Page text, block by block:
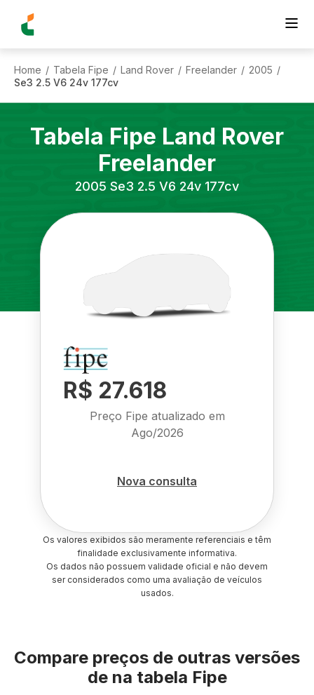
Home / Tabela Fipe / Land Rover / Freelander / 2005 /
Se3 2.5 V6 24v 177cv
Tabela Fipe Land Rover
Freelander
2005 Se3 2.5 V6 24v 177cv
R$ 27.618
Preço Fipe atualizado em
Ago/2026
Nova consulta
Os valores exibidos são meramente referenciais e têm
finalidade exclusivamente informativa.
Os dados não possuem validade oficial e não devem
ser considerados como uma avaliação de veículos
usados.
Compare preços de outras versões
de na tabela Fipe